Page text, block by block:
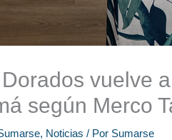
vuelve
según Merco
, Noticias / Por Sumarse